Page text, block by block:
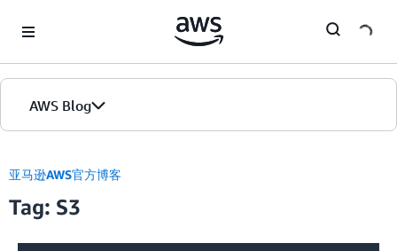
AWS Blog
首页
版本
亚马逊AWS官方博客
Tag: S3